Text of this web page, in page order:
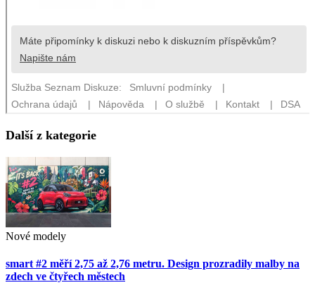
Další z kategorie
Nové modely
smart #2 měří 2,75 až 2,76 metru. Design prozradily malby na
zdech ve čtyřech městech